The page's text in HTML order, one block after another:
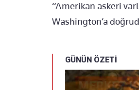
“Amerikan askeri
Washington’a
GÜNÜN ÖZETİ